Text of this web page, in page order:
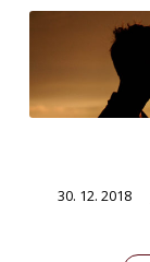
30. 12. 2018